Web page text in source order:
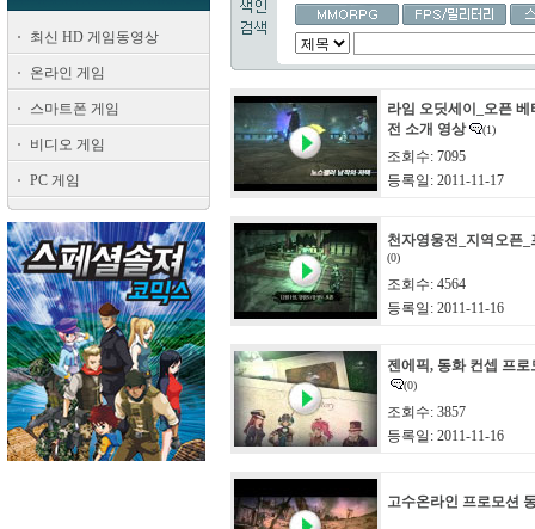
최신 HD 게임동영상
온라인 게임
스마트폰 게임
비디오 게임
PC 게임
라임 오딧세이_오픈 베
전 소개 영상
(1)
조회수: 7095
등록일: 2011-11-17
천자영웅전_지역오픈_
(0)
조회수: 4564
등록일: 2011-11-16
젠에픽, 동화 컨셉 프로
(0)
조회수: 3857
등록일: 2011-11-16
고수온라인 프로모션